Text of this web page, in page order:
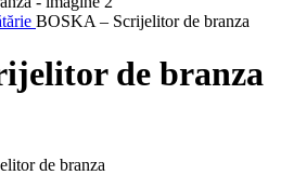
BOSKA – Scrijelitor de branza
de branza
de branza